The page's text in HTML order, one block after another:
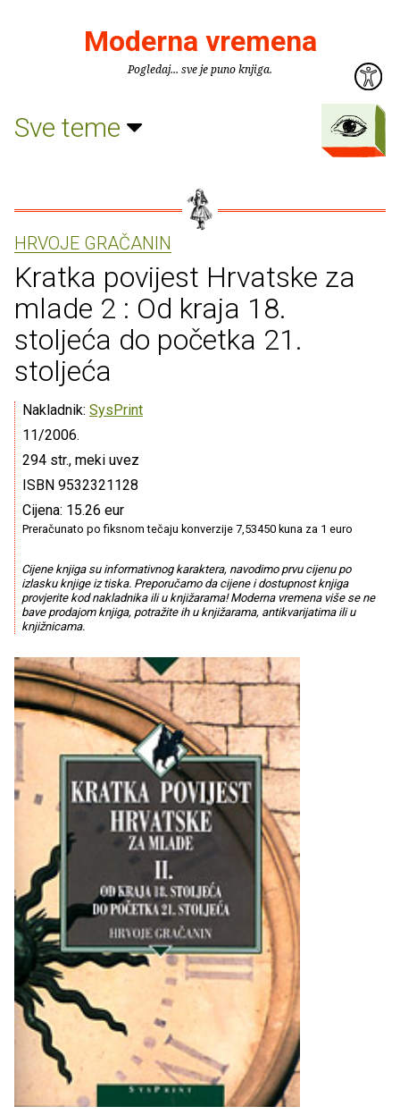
Moderna vremena
Pogledaj... sve je puno knjiga.
Sve teme
HRVOJE GRAČANIN
Kratka povijest Hrvatske za
mlade 2 : Od kraja 18.
stoljeća do početka 21.
stoljeća
Nakladnik: SysPrint
11/2006.
294 str., meki uvez
ISBN 9532321128
Cijena: 15.26 eur
Preračunato po fiksnom tečaju konverzije 7,53450 kuna za 1 euro
Cijene knjiga su informativnog karaktera, navodimo prvu cijenu po
izlasku knjige iz tiska. Preporučamo da cijene i dostupnost knjiga
provjerite kod nakladnika ili u knjižarama! Moderna vremena više se ne
bave prodajom knjiga, potražite ih u knjižarama, antikvarijatima ili u
knjižnicama.